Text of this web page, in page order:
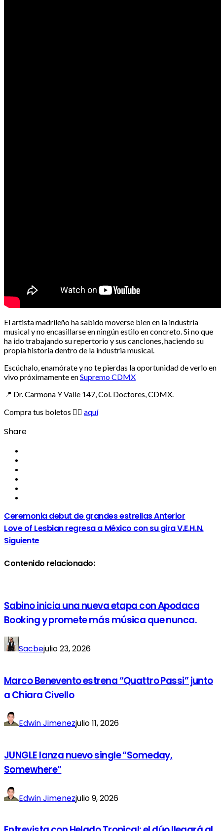
El artista madrileño ha sabido moverse bien en la industria
musical y no encasillarse en ningún estilo en concreto. Si no que
ha ido trabajando su repertorio y sus canciones, haciendo su
propia historia dentro de la industria musical.
Escúchalo, enamórate y no te pierdas la oportunidad de verlo en
vivo próximamente enSupremo CDMX
📍 Dr. Carmona Y Valle 147, Col. Doctores, CDMX.
Compra tus boletos 👉🏻 aquí
Share
Ceremonia debut de grandes estrellasAnterior
Love of Lesbian regresa a México con su gira V.E.H.N.
Siguiente
Contenido relacionado:
Sabino inicia una nueva etapa con Apodaca
Booking y promete más música que nunca.
Sacbejulio 23, 2026
Marco Benevento estrena “Quattro Passi” junto
a Chiara Civello
Edwin Jimenezjulio 11, 2026
JUNGLE lanza nuevo single “Someday,
Somewhere”
Edwin Jimenezjulio 9, 2026